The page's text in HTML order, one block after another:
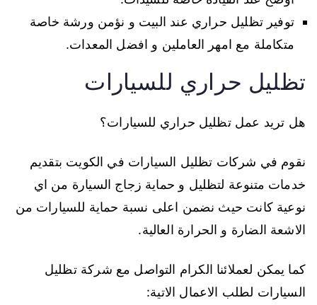
توفير تظليل حراري عند البيت و نؤمن ورشة خاصة
متكاملة مع امهر العاملين و افضل المعدات.
تظليل حراري للسيارات
هل تريد عمل تظليل حراري للسيارات؟
نقوم في شركات تظليل السيارات في الكويت بتقديم
خدمات متنوعة لتظليل و حماية زجاج السيارة من اي
نوعية كانت حيث نضمن اعلى نسبة حماية للسيارات من
الاشعة الضارة و الحرارة العالية.
كما يمكن لعملائنا الكرام التواصل مع شركة تظليل
السيارات لطلب الاعمال الاتية: